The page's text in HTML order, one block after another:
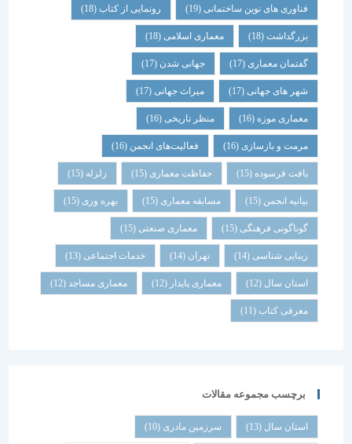
فناوری های نوین ساختمانی(19) رونمایی از کتاب (18)
بزرگداشت (18) معماری اسلامی(18)
گفتمان معماری (17) جهانی شدن(17)
شهر های جهانی(17) میراث جهانی(17)
معماری موزه(16) منظر تاریخی (16)
مرمت و بازسازی(16) فعالیت‌های انجمن(16)
بافت فرسوده (15) حفاظت معماری (15) زلزله
بیانیه انجمن(15) مسابقه معماری (15) بهره وری(15)
گوناگونی فرهنگی (15) معماری صنعتی(15)
زیبایی شناسی (14) تهران خدمات اجتماعی (13)
استان سال(12) معماری پایدار (12) معماری مساجد(12)
معرفی کتاب(11)
برچسب مجموعه مقالات
استان سال(13) سرزمین مادری(10)